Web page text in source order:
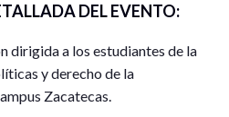
DEL EVENTO:
dirigida a los estudiantes de la
y derecho de la
Zacatecas.